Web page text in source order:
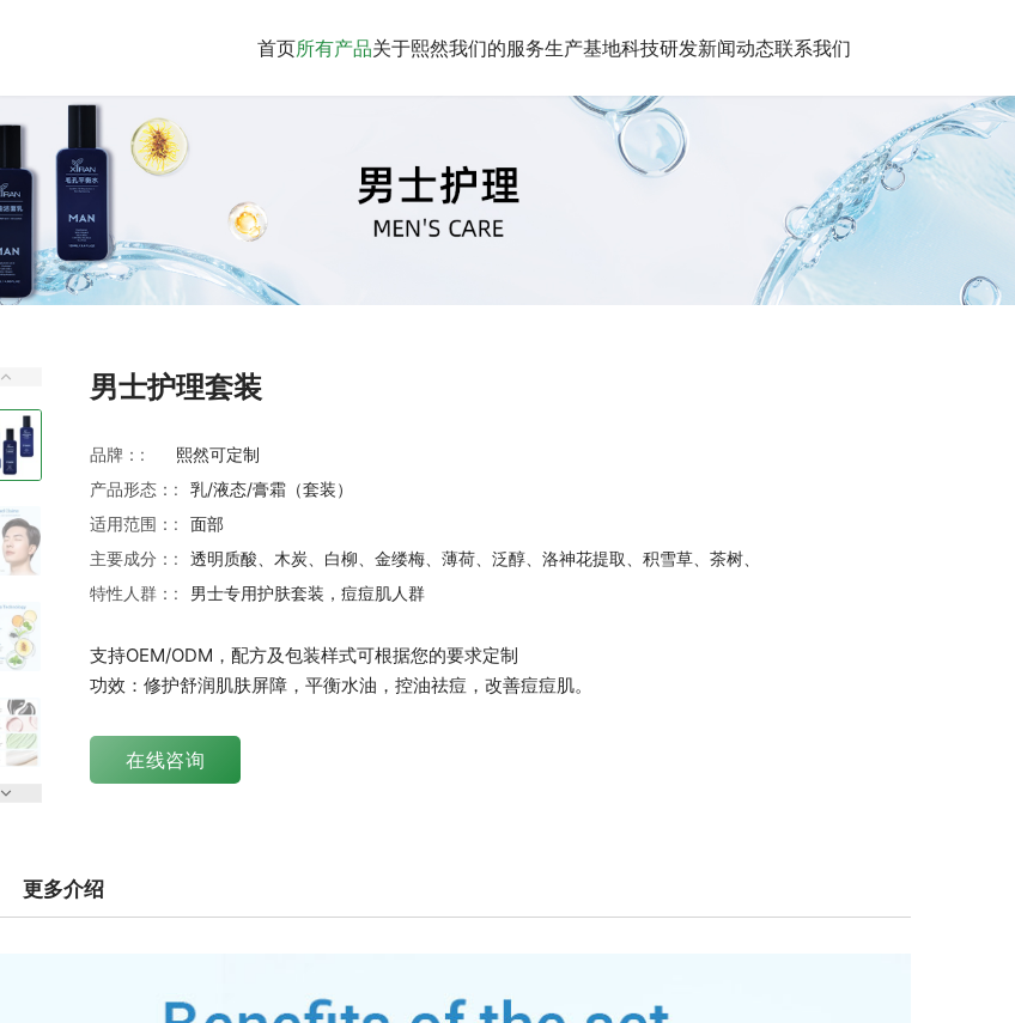
首页所有产品关于熙然我们的服务生产基地科技研发新闻动态联系我们
男士护理套装
品牌：:
熙然可定制
产品形态：:
乳/液态/膏霜（套装）
适用范围：:
面部
主要成分：:
透明质酸、木炭、白柳、金缕梅、薄荷、泛醇、洛神花提取、积雪草、茶树、
特性人群：:
男士专用护肤套装，痘痘肌人群
支持OEM/ODM，配方及包装样式可根据您的要求定制
功效：修护舒润肌肤屏障，平衡水油，控油祛痘，改善痘痘肌。
在线咨询
更多介绍